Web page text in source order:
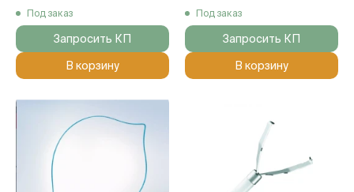
Под заказ
Запросить КП
В корзину
Под заказ
Запросить КП
В корзину